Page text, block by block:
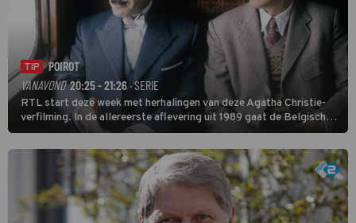
TIP
POIROT
VANAVOND 20:25 - 21:26 · SERIE
RTL start deze week met herhalingen van deze Agatha Christie-
verfilming. In de allereerste aflevering uit 1989 gaat de Belgische
speurder op zoek naar een vermiste kok. Poirot raakt al snel
verwikkeld in een moordzaak. (HH)